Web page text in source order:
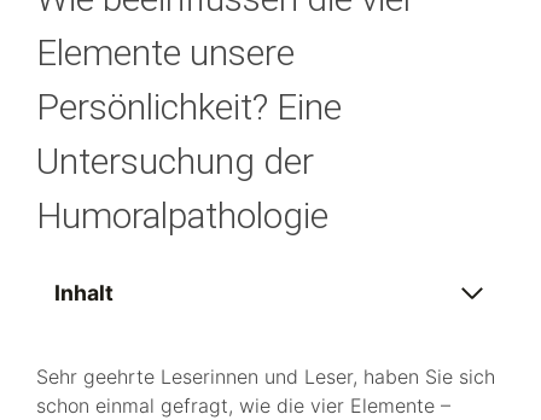
Elemente unsere
Persönlichkeit? Eine
Untersuchung der
Humoralpathologie
Inhalt
Sehr geehrte Leserinnen und Leser, haben Sie sich
schon einmal gefragt, wie die vier Elemente –